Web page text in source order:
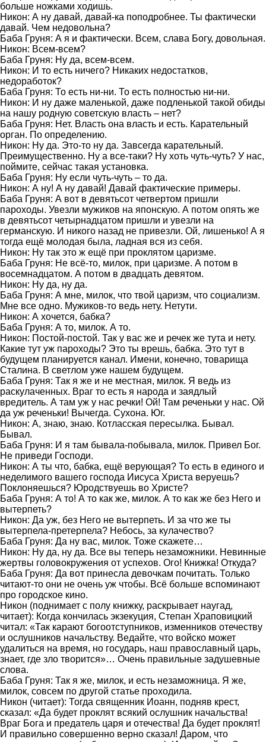
больше ножками ходишь.
Никон: А ну давай, давай-ка поподробнее. Ты фактически
давай. Чем недовольна?
Баба Груня: А я и фактически. Всем, слава Богу, довольная.
Никон: Всем-всем?
Баба Груня: Ну да, всем-всем.
Никон: И то есть ничего? Никаких недостатков,
недоработок?
Баба Груня: То есть ни-ни. То есть полностью ни-ни.
Никон: И ну даже маленькой, даже подленькой такой обиды
на нашу родную советскую власть – нет?
Баба Груня: Нет. Власть она власть и есть. Карательный
орган. По определению.
Никон: Ну да. Это-то ну да. Завсегда карательный.
Преимущественно. Ну а все-таки? Ну хоть чуть-чуть? У нас,
поймите, сейчас такая установка.
Баба Груня: Ну если чуть-чуть – то да.
Никон: А ну! А ну давай! Давай фактические примеры.
Баба Груня: А вот в девятьсот четвертом пришли
пароходы. Увезли мужиков на японскую. А потом опять же
в девятьсот четырнадцатом пришли и увезли на
германскую. И никого назад не привезли. Ой, лишенько! А я
тогда ещё молодая была, ладная вся из себя.
Никон: Ну так это ж ещё при проклятом царизме.
Баба Груня: Не всё-то, милок, при царизме. А потом в
восемнадцатом. А потом в двадцать девятом.
Никон: Ну да, ну да.
Баба Груня: А мне, милок, что твой царизм, что социализм.
Мне все одно. Мужиков-то ведь нету. Нетути.
Никон: А хочется, бабка?
Баба Груня: А то, милок. А то.
Никон: Постой-постой. Так у вас же и речек же тута и нету.
Какие тут уж пароходы? Это ты врешь, бабка. Это тут в
будущем планируется канал. Имени, конечно, товарища
Сталина. В светлом уже нашем будущем.
Баба Груня: Так я же и не местная, милок. Я ведь из
раскулаченных. Враг то есть я народа и заядлый
вредитель. А там уж у нас речки! Ой! Там реченьки у нас. Ой
да уж реченьки! Вычегда. Сухона. Юг.
Никон: А, знаю, знаю. Котласская пересылка. Бывал.
Бывал.
Баба Груня: И я там бывала-побывала, милок. Привел Бог.
Не приведи Господи.
Никон: А ты что, бабка, ещё верующая? То есть в единого и
неделимого вашего господа Иисуса Христа веруешь?
Поклоняешься? Юродствуешь во Христе?
Баба Груня: А то! А то как же, милок. А то как же без Него и
вытерпеть?
Никон: Да уж, без Него не вытерпеть. И за что же ты
вытерпела-претерпела? Небось, за кулачество?
Баба Груня: Да ну вас, милок. Тоже скажете…
Никон: Ну да, ну да. Все вы теперь незаможники. Невинные
жертвы головокружения от успехов. Ого! Книжка! Откуда?
Баба Груня: Да вот принесла девочкам почитать. Только
читают-то они не очень уж чтобы. Всё больше вспоминают
про городское кино.
Никон (поднимает с полу книжку, раскрывает наугад,
читает): Когда кончилась экзекуция, Степан Храповицкий
читал: «Так карают богоотступников, изменников отечеству
и ослушников начальству. Ведайте, что войско может
удалиться на время, но государь, наш православный царь,
знает, где зло творится»… Очень правильные задушевные
слова.
Баба Груня: Так я же, милок, и есть незаможница. Я же,
милок, совсем по другой статье проходила.
Никон (читает): Тогда священник Иоанн, подняв крест,
сказал: «Да будет проклят всякий ослушник начальства!
Враг Бога и предатель царя и отечества! Да будет проклят!
И правильно совершенно верно сказал! Даром, что